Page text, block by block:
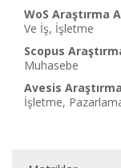
WoS Araştırma
Ve İş, İşletme
Scopus
Muhasebe
Avesis
İşletme,